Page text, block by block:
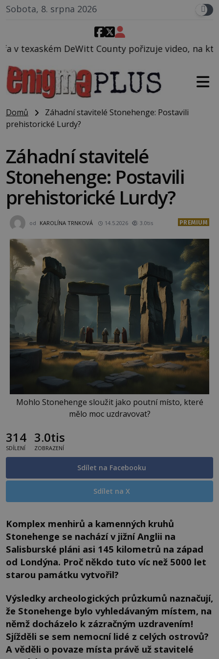
Sobota, 8. srpna 2026
pořizuje video, na kterém před jeho
Domů
Záhadní stavitelé Stonehenge: Postavili
prehistorické Lurdy?
Záhadní stavitelé
Stonehenge: Postavili
prehistorické Lurdy?
od KAROLÍNA TRNKOVÁ 14.5.2026 3.0tis PREMIUM
Mohlo Stonehenge sloužit jako poutní místo, které
mělo moc uzdravovat?
314
SDÍLENÍ
3.0tis
ZOBRAZENÍ
Sdílet na Facebooku
Sdílet na X
Komplex menhirů a kamenných kruhů
Stonehenge se nachází v jižní Anglii na
Salisburské pláni asi 145 kilometrů na západ
od Londýna. Proč někdo tuto víc než 5000 let
starou památku vytvořil?
Výsledky archeologických průzkumů naznačují,
že Stonehenge bylo vyhledávaným místem, na
němž docházelo k zázračným uzdravením!
Sjížděli se sem nemocní lidé z celých ostrovů?
A věděli o povaze místa právě už stavitelé